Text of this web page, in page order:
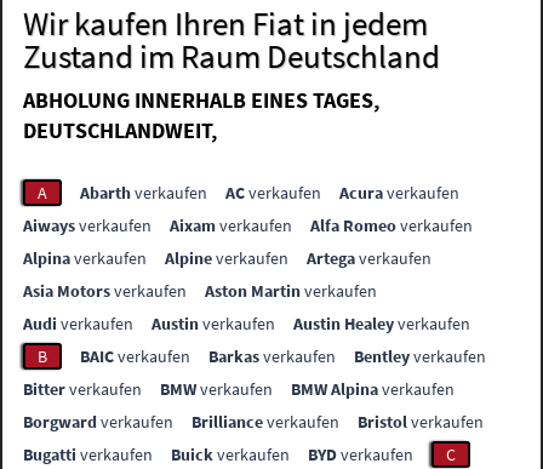
Wir kaufen Ihren Fiat in jedem
Zustand im Raum Deutschland
ABHOLUNG INNERHALB EINES TAGES,
DEUTSCHLANDWEIT,
A Abarthverkaufen ACverkaufen Acuraverkaufen
Aiwaysverkaufen Aixamverkaufen Alfa Romeoverkaufen
Alpinaverkaufen Alpineverkaufen Artegaverkaufen
Asia Motorsverkaufen Aston Martinverkaufen
Audi verkaufen Austinverkaufen Austin Healeyverkaufen
B
BAICverkaufen Barkasverkaufen Bentleyverkaufen
Bitterverkaufen BMWverkaufen BMW Alpinaverkaufen
Borgwardverkaufen Brillianceverkaufen Bristolverkaufen
Bugatti verkaufen Buickverkaufen BYDverkaufen C